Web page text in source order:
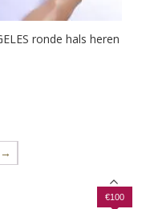
ronde hals heren
→
€100